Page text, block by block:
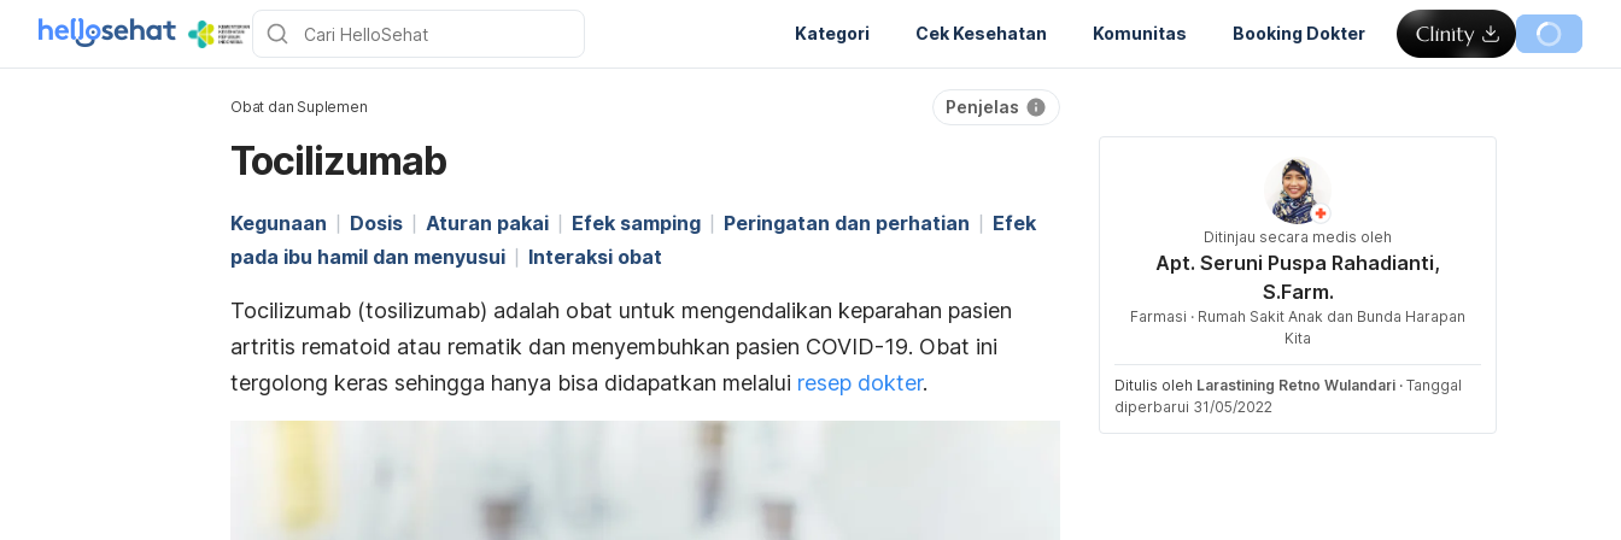
Kategori Cek Kesehatan Komunitas Booking Dokter
Obat dan Suplemen Penjelas
Tocilizumab
Kegunaan Dosis Aturan pakai Efek samping Peringatan dan perhatian
Efek
pada ibu hamil dan menyusui
Interaksi obat
Tocilizumab (tosilizumab) adalah obat untuk mengendalikan keparahan pasien
artritis rematoid atau rematik dan menyembuhkan pasien COVID-19. Obat ini
tergolong keras sehingga hanya bisa didapatkan melalui resep dokter.
Ditinjau secara medis oleh
Apt. Seruni Puspa Rahadianti,
S.Farm.
Farmasi · Rumah Sakit Anak dan Bunda Harapan
Kita
Ditulis oleh Larastining Retno Wulandari · Tanggal
diperbarui 31/05/2022